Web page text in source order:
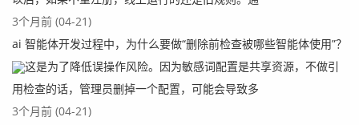
	@Override
eter parameter, ModelAndViewContainer mavContaine
r,
			NativeWebRequest webReque
st, WebDataBinderFactory binderFactory) throws Ex
3个月前 (04-21)
ai 智能体开发过程中，为什么要做“删除前检查被哪些智能体使用”？
这是为了降低误操作风险。因为敏感词配置是共享资源，不做引
用检查的话，管理员删掉一个配置，可能会导致多
3个月前 (04-21)